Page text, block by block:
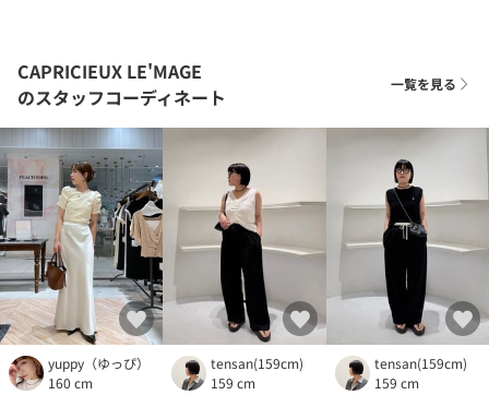
CAPRICIEUX LE'MAGE
のスタッフコーディネート
一覧を見る
yuppy（ゆっぴ）
160 cm
tensan(159cm)
159 cm
tensan(159cm)
159 cm